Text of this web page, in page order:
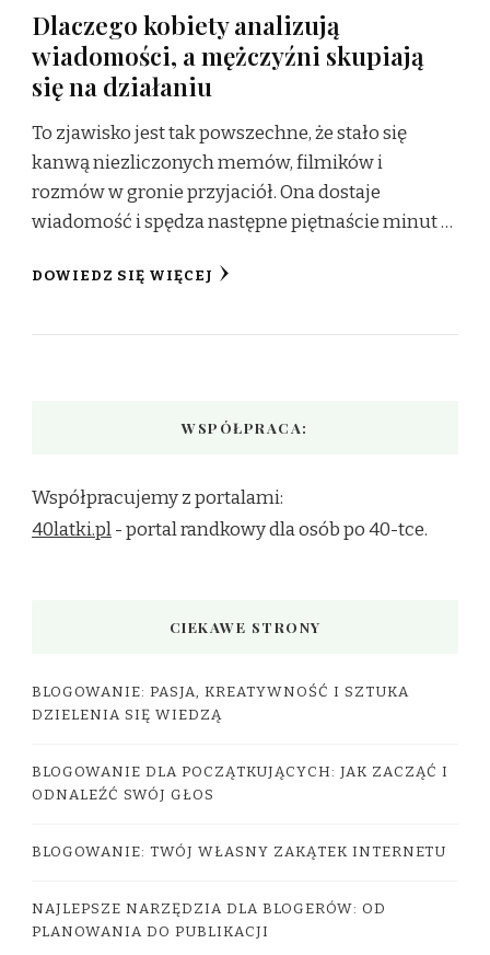
Dlaczego kobiety analizują
wiadomości, a mężczyźni skupiają
się na działaniu
To zjawisko jest tak powszechne, że stało się
kanwą niezliczonych memów, filmików i
rozmów w gronie przyjaciół. Ona dostaje
wiadomość i spędza następne piętnaście minut …
DOWIEDZ SIĘ WIĘCEJ
WSPÓŁPRACA:
Współpracujemy z portalami:
40latki.pl- portal randkowy dla osób po 40-tce.
CIEKAWE STRONY
BLOGOWANIE: PASJA, KREATYWNOŚĆ I SZTUKA
DZIELENIA SIĘ WIEDZĄ
BLOGOWANIE DLA POCZĄTKUJĄCYCH: JAK ZACZĄĆ I
ODNALEŹĆ SWÓJ GŁOS
BLOGOWANIE: TWÓJ WŁASNY ZAKĄTEK INTERNETU
NAJLEPSZE NARZĘDZIA DLA BLOGERÓW: OD
PLANOWANIA DO PUBLIKACJI